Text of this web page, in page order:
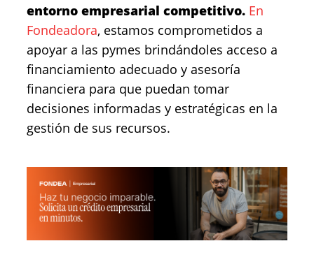
entorno empresarial competitivo. En
Fondeadora, estamos comprometidos a
apoyar a las pymes brindándoles acceso a
financiamiento adecuado y asesoría
financiera para que puedan tomar
decisiones informadas y estratégicas en la
gestión de sus recursos.